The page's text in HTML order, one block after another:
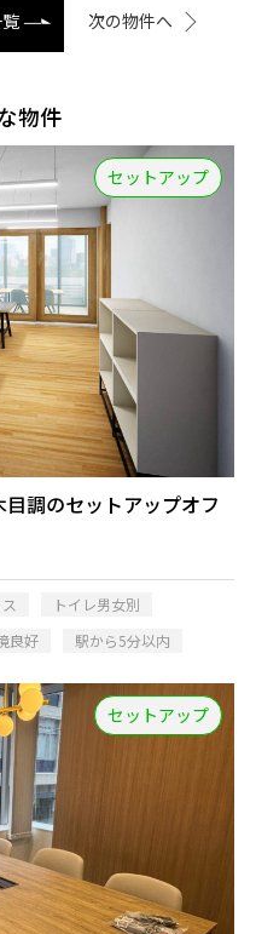
次の物件へ
物件
セットアップ
目調のセットアップオフ
トイレ男女別
良好 駅から5分以内
セットアップ